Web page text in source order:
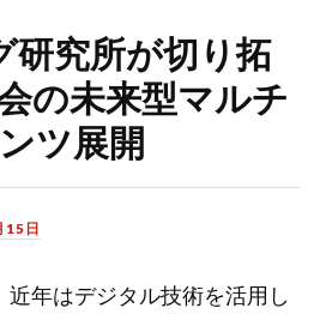
研究所が切り拓
の未来型マルチ
ツ展開
15日
年はデジタル技術を活用し